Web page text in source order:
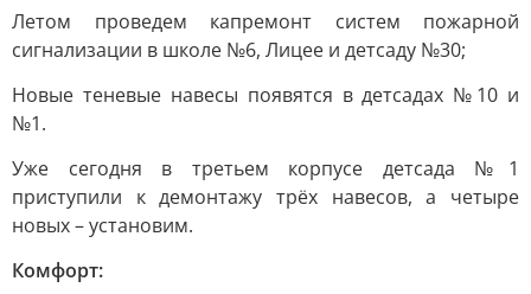
Летом проведем капремонт систем пожарной
сигнализации в школе №6, Лицее и детсаду №30;
Новые теневые навесы появятся в детсадах №10 и
№1.
Уже сегодня в третьем корпусе детсада №1
приступили к демонтажу трёх навесов, а четыре
новых – установим.
Комфорт: